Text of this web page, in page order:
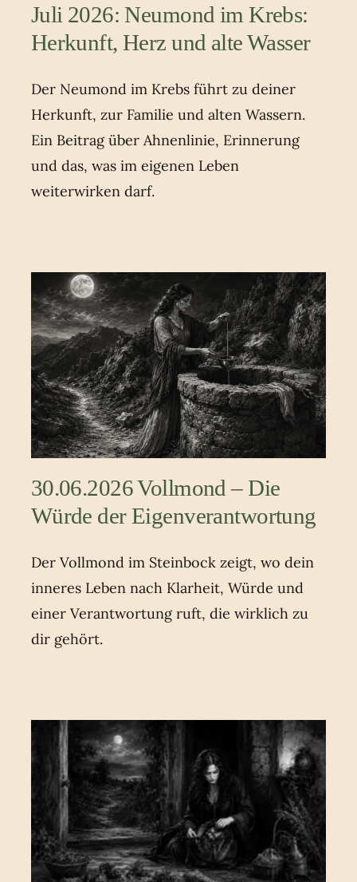
Juli 2026: Neumond im Krebs:
Herkunft, Herz und alte Wasser
Der Neumond im Krebs führt zu deiner
Herkunft, zur Familie und alten Wassern.
Ein Beitrag über Ahnenlinie, Erinnerung
und das, was im eigenen Leben
weiterwirken darf.
30.06.2026 Vollmond – Die
Würde der Eigenverantwortung
Der Vollmond im Steinbock zeigt, wo dein
inneres Leben nach Klarheit, Würde und
einer Verantwortung ruft, die wirklich zu
dir gehört.